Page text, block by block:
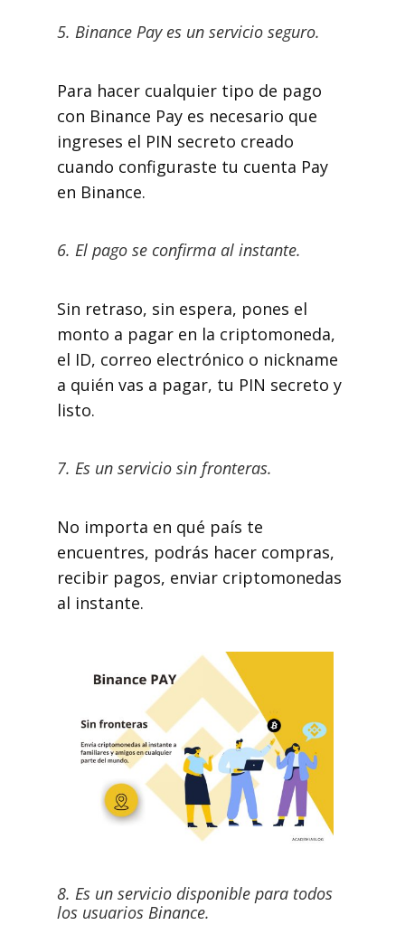
5. Binance Pay es un servicio seguro.
Para hacer cualquier tipo de pago
con Binance Pay es necesario que
ingreses el PIN secreto creado
cuando configuraste tu cuenta Pay
en Binance.
6. El pago se confirma al instante.
Sin retraso, sin espera, pones el
monto a pagar en la criptomoneda,
el ID, correo electrónico o nickname
a quién vas a pagar, tu PIN secreto y
listo.
7. Es un servicio sin fronteras.
No importa en qué país te
encuentres, podrás hacer compras,
recibir pagos, enviar criptomonedas
al instante.
8. Es un servicio disponible para todos
los usuarios Binance.